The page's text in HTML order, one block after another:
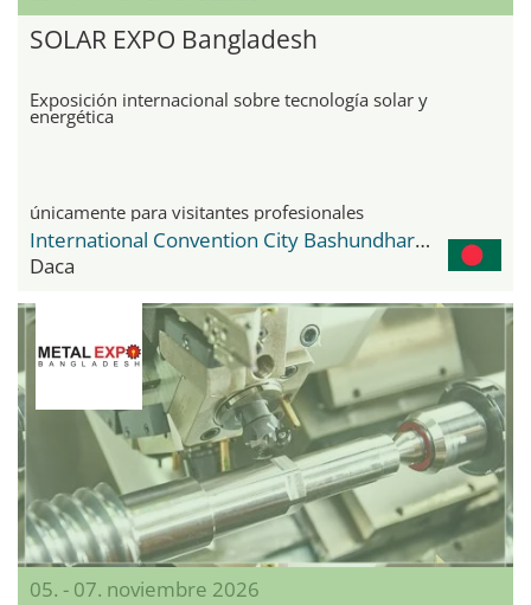
SOLAR EXPO Bangladesh
Exposición internacional sobre tecnología solar y
energética
únicamente para visitantes profesionales
International Convention City Bashundhara - ICCB
Daca
05. - 07. noviembre 2026